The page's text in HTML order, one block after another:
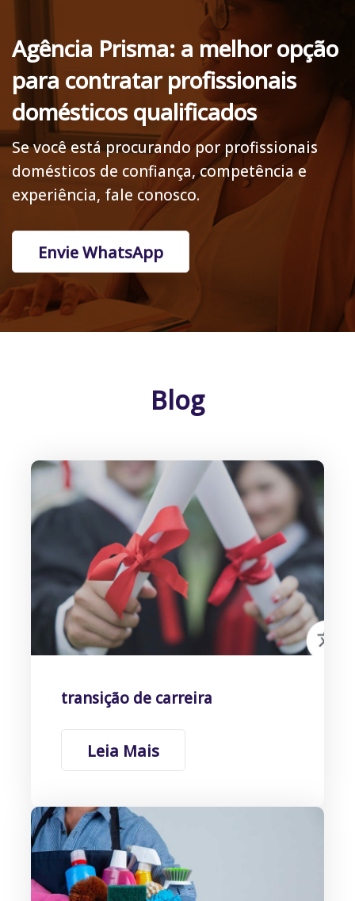
Agência Prisma: a melhor opção
para contratar profissionais
domésticos qualificados
Se você está procurando por profissionais
domésticos de confiança, competência e
experiência, fale conosco.
Envie WhatsApp
Blog
transição de carreira
Leia Mais